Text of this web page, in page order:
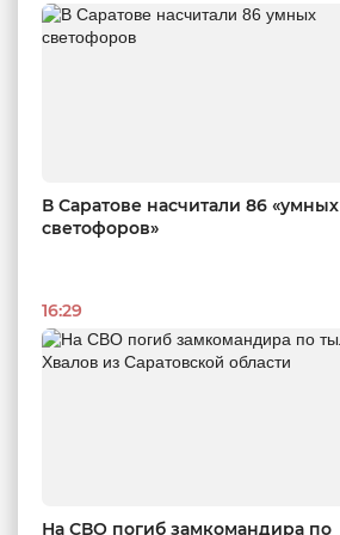
В Саратове насчитали 86 «умных
светофоров»
16:29
На СВО погиб замкомандира по